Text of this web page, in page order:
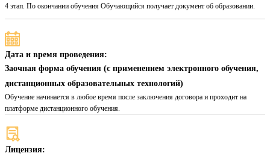
4 этап. По окончании обучения Обучающийся получает документ об образовании.
Дата и время проведения:
Заочная форма обучения (с применением электронного обучения,
дистанционных образовательных технологий)
Обучение начинается в любое время после заключения договора и проходит на
платформе дистанционного обучения.
Лицензия: